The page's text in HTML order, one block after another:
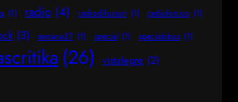
(1) radio (4) radiodifusion (1) radiofonico (1)
(3) semana37 (1) special (1) specialobus (1)
(26) vistalegre (2)